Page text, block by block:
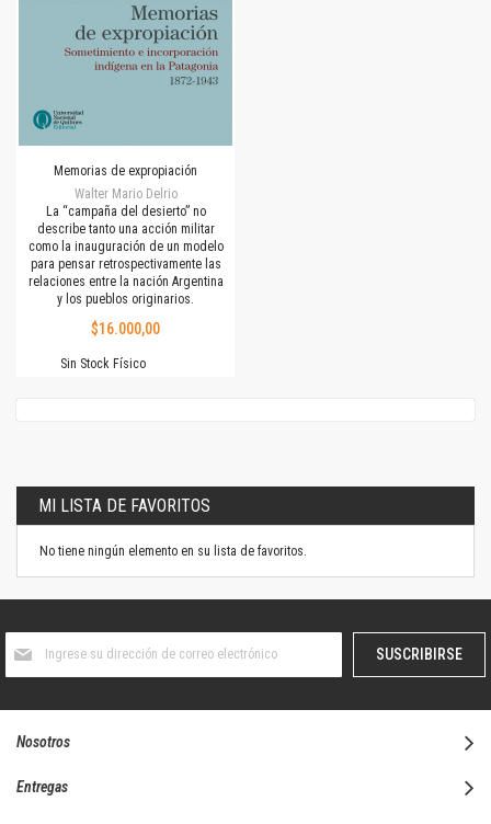
Memorias de expropiación
Walter Mario Delrio
La “campaña del desierto” no
describe tanto una acción militar
como la inauguración de un modelo
para pensar retrospectivamente las
relaciones entre la nación Argentina
y los pueblos originarios.
$16.000,00
Sin Stock Físico
MI LISTA DE FAVORITOS
No tiene ningún elemento en su lista de favoritos.
boletín
SUSCRIBIRSE
Nosotros
Entregas